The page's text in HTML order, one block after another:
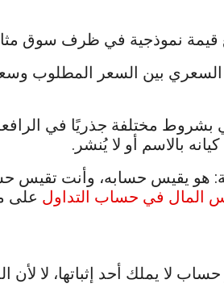
قيمة نموذجية في ظرف
السعري بين السعر المطلوب
مختلفة جذريًا في
بالاسم أو لا يُنشر.
هو يقيس حسابه، وأنت تقيس
المال في حساب التداول على
لا يملك أحد إثباتها، لا لأن